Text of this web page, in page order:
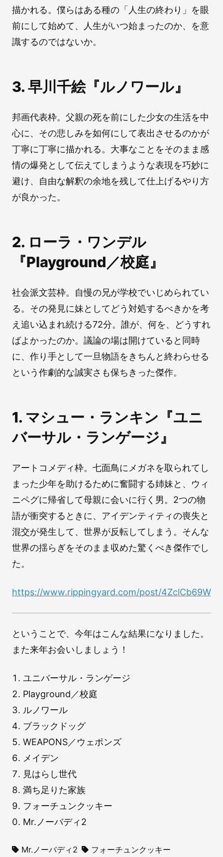
描かれる。僕らはある種の「人生の終わり」を眼
前にして始めて、人生がいつ始まったのか、を意
識するのではないか。
3. 早川千絵『ルノワール』
邦画代表枠。父親の死を前にした少女の生活を中
心に、その悲しみを如何にして表出させるのかが
丁寧に丁寧に描かれる。大事なことをそのまま感
情の爆発として伝えてしまうような表現を巧妙に
避け、自由な解釈の余地を残して仕上げるやり方
が良かった。
2. ローラ・ワンデル
『Playground／校庭』
社会派文芸枠。自慢の兄が学校でいじめられてい
る。その発見に妹としてどう対処するべきかを考
え追い込まれ続ける72分。誰が、何を、どうすれ
ばよかったのか。議論の場は開けていると同時
に、作り手として一旦物語をきちんと終わらせる
という作劇的な誠実さも保ちきった傑作。
1. マシュー・ランキン『ユニ
バーサル・ランゲージ』
アートコメディ枠。七面鳥にメガネを取られてし
まった少年を助けるために奮闘する姉妹と、ウィ
ニペグに帰省して母親に会いに行く男。2つの物
語が衝突するときに、アイデンティティの喪失と
混交が発生して、世界が反転してしまう。そんな
世界の揺らぎをそのまま収めた驚くべき傑作でし
た。
https://www.rippingyard.com/post/
ということで、今年はこんな結果になりました。
また来年お会いしましょう！
ユニバーサル・ランゲージ
Playground／校庭
ルノワール
ブラックドッグ
WEAPONS／ウェポンズ
メイデン
見はらし世代
満ち足りた家族
フォーチュンクッキー
Mr.ノーバディ2
Mr.ノーバディ2 フォーチュンクッキー